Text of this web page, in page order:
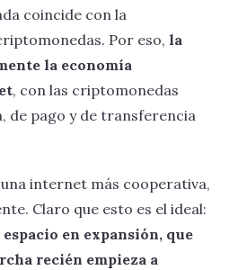
coincide con la
Por eso, la
la economía
, con las criptomonedas
de pago y de transferencia
internet más cooperativa,
Claro que esto es el ideal:
en expansión, que
recién empieza a